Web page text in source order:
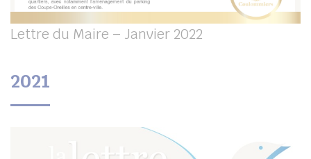
Lettre du Maire – Janvier 2022
2021